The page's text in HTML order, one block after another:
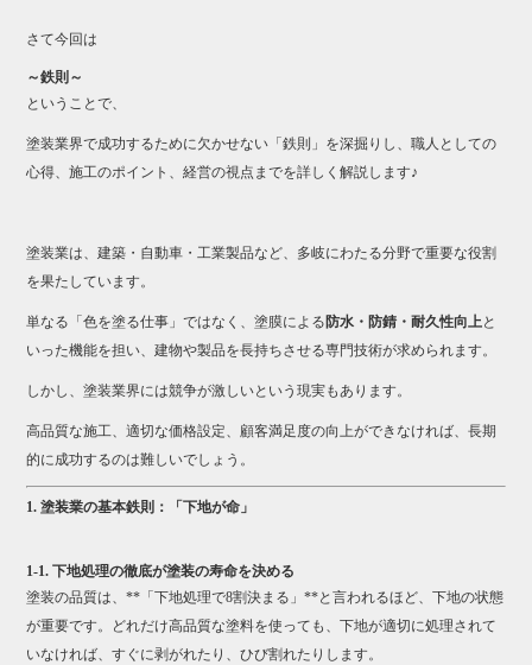
さて今回は
～鉄則～
ということで、
塗装業界で成功するために欠かせない「鉄則」を深掘りし、職人としての
心得、施工のポイント、経営の視点までを詳しく解説します♪
塗装業は、建築・自動車・工業製品など、多岐にわたる分野で重要な役割
を果たしています。
単なる「色を塗る仕事」ではなく、塗膜による 防水・防錆・耐久性向上と
いった機能を担い、建物や製品を長持ちさせる専門技術が求められます。
しかし、塗装業界には競争が激しいという現実もあります。
高品質な施工、適切な価格設定、顧客満足度の向上ができなければ、長期
的に成功するのは難しいでしょう。
1. 塗装業の基本鉄則：「下地が命」
1-1. 下地処理の徹底が塗装の寿命を決める
塗装の品質は、**「下地処理で8割決まる」**と言われるほど、下地の状態
が重要です。どれだけ高品質な塗料を使っても、下地が適切に処理されて
いなければ、すぐに剥がれたり、ひび割れたりします。